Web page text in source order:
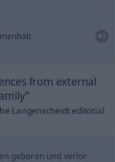
from external
Langenscheidt editorial
geboren und verlor